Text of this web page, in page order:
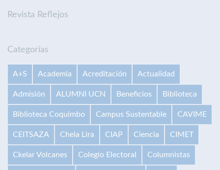
Revista Reflejos
Categorías
A+S Academia Acreditación Actualidad
Admisión ALUMNI UCN Beneficios Biblioteca
Biblioteca Coquimbo Campus Sustentable CAVIME
CEITSAZA Chela Lira CIAP Ciencia CIMET
Ckelar Volcanes Colegio Electoral Columnistas